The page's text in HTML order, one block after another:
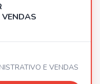
E VENDAS